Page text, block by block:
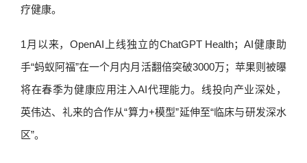
疗健康。
1月以来，OpenAI上线独立的ChatGPT Health；AI健康助
手“蚂蚁阿福”在一个月内月活翻倍突破3000万；苹果则被曝
将在春季为健康应用注入AI代理能力。线投向产业深处，
英伟达、礼来的合作从“算力+模型”延伸至“临床与研发深水
区”。